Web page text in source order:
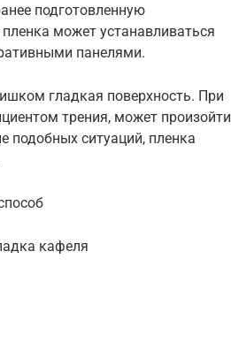
подготовленную
может устанавливаться
панелями.
гладкая поверхность. При
трения, может произойти
подобных ситуаций, пленка
кафеля